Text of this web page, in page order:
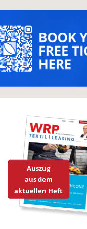
Auszug
aus dem
aktuellen Heft